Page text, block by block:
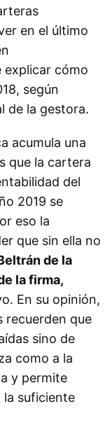
en el último
cómo
según
de la gestora.
acumula una
que la cartera
del
2019 se
eso la
que sin ella no
de la
la firma,
En su opinión,
recuerden que
sino de
como a la
y permite
la suficiente